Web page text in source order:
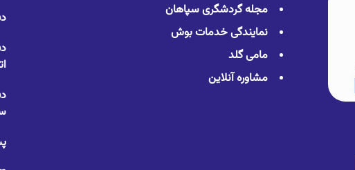
مجله گردشگری سپاهان
نمایندگی خدمات بوش
مامی گلد
مشاوره آنلاین